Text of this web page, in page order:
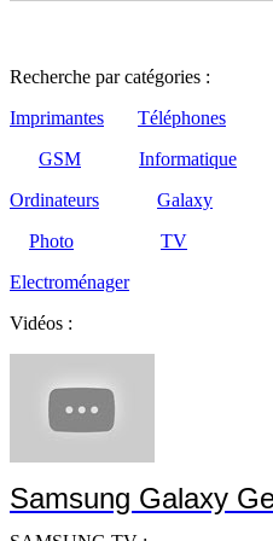
Recherche par catégories :
Imprimantes
Téléphones
GSM
Informatique
Ordinateurs
Galaxy
Photo
TV
Electroménager
Vidéos :
Samsung Galaxy